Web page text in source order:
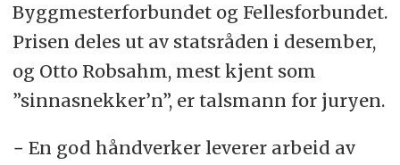
Byggmesterforbundet og Fellesforbundet.
Prisen deles ut av statsråden i desember,
og Otto Robsahm, mest kjent som
”sinnasnekker’n”, er talsmann for juryen.
− En god håndverker leverer arbeid av